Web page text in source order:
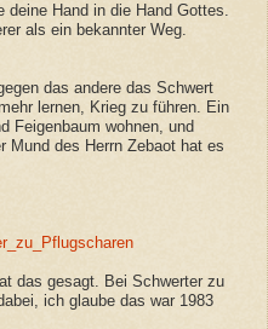
deine Hand in die Hand Gottes.
als ein bekannter Weg.
das andere das Schwert
lernen, Krieg zu führen. Ein
Feigenbaum wohnen, und
Mund des Herrn Zebaot hat es
das gesagt. Bei Schwerter zu
ich glaube das war 1983